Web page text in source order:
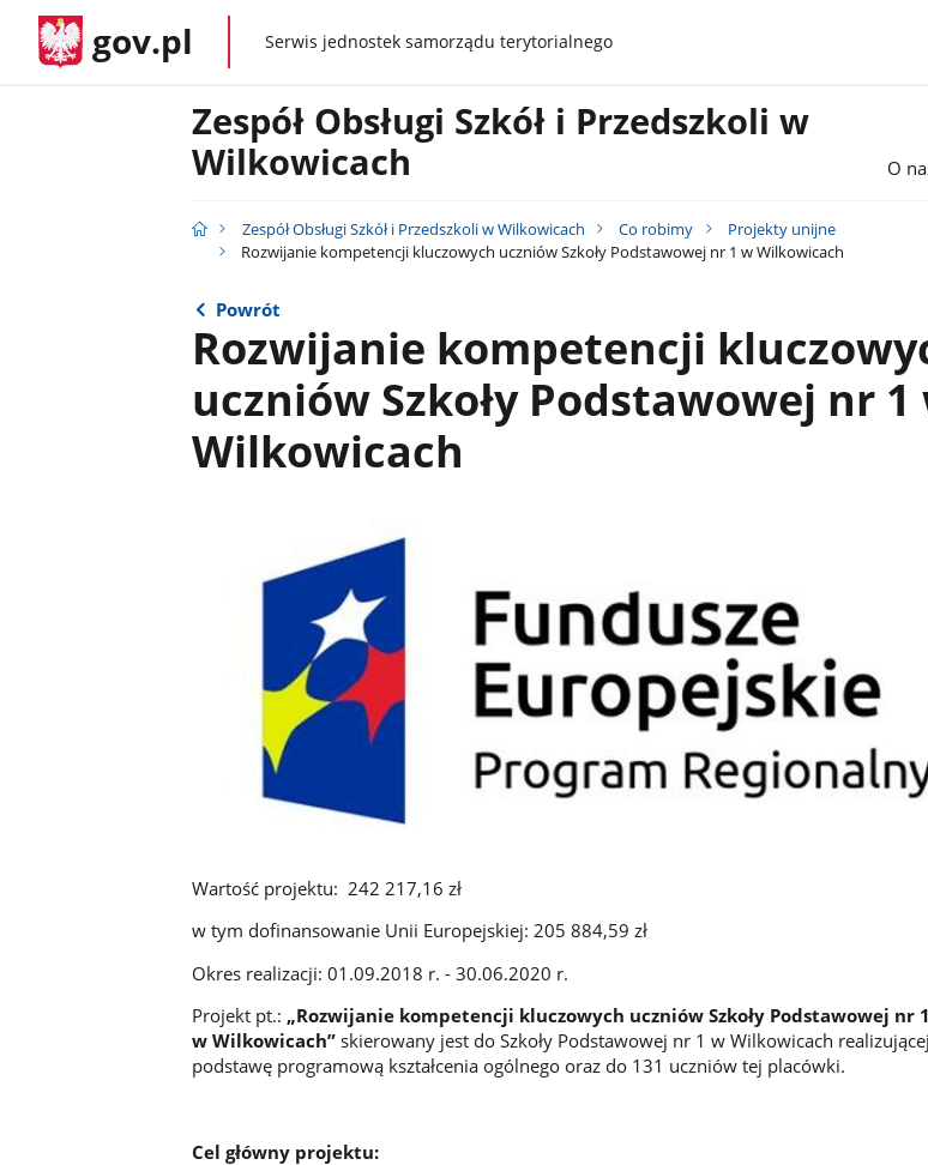
gov.pl gov.plSerwis jednostek samorządu terytorialnego
Zespół Obsługi Szkół i Przedszkoli w
Wilkowicach
O
Zespół Obsługi Szkół i Przedszkoli w Wilkowicach Co robimy
Projekty unijne
Rozwijanie kompetencji kluczowych uczniów Szkoły Podstawowej nr 1 w Wilkowicach
Powrót
Rozwijanie kompetencji
uczniów Szkoły Podstawowej nr 1
Wilkowicach
Wartość projektu: 242 217,16 zł
w tym dofinansowanie Unii Europejskiej: 205 884,59 zł
Okres realizacji: 01.09.2018 r. - 30.06.2020 r.
Projekt pt.: „Rozwijanie kompetencji kluczowych uczniów Szkoły Podstawowej nr 1
w Wilkowicach”skierowany jest do Szkoły Podstawowej nr 1 w Wilkowicach realizującej
podstawę programową kształcenia ogólnego oraz do 131 uczniów tej placówki.
Cel główny projektu: